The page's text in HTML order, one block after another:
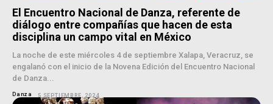
El Encuentro Nacional de Danza, referente de
diálogo entre compañías que hacen de esta
disciplina un campo vital en México
La noche de este miércoles 4 de septiembre Xalapa, Veracruz, se
engalanó con el inicio de la Novena Edición del Encuentro Nacional
de Danza...
Danza 5 SEPTIEMBRE, 2024